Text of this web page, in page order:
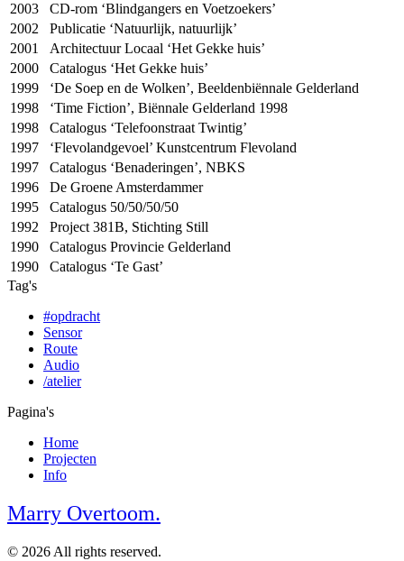
2003
CD-rom ‘Blindgangers en Voetzoekers’
2002
Publicatie ‘Natuurlijk, natuurlijk’
2001
Architectuur Locaal ‘Het Gekke huis’
2000
Catalogus ‘Het Gekke huis’
1999
‘De Soep en de Wolken’, Beeldenbiënnale Gelderland
1998
‘Time Fiction’, Biënnale Gelderland 1998
1998
Catalogus ‘Telefoonstraat Twintig’
1997
‘Flevolandgevoel’ Kunstcentrum Flevoland
1997
Catalogus ‘Benaderingen’, NBKS
1996
De Groene Amsterdammer
1995
Catalogus 50/50/50/50
1992
Project 381B, Stichting Still
1990
Catalogus Provincie Gelderland
1990
Catalogus ‘Te Gast’
Tag's
#opdracht
Sensor
Route
Audio
/atelier
Pagina's
Home
Projecten
Info
Marry Overtoom.
© 2026 All rights reserved.